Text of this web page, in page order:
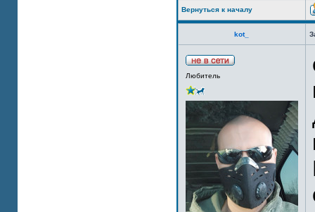
Вернуться к началу
kot_
Любитель